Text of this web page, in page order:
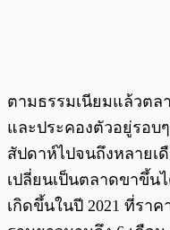
ตามธรรมเนียมแล้วตล
และประคองตัวอยู่รอบ
สัปดาห์ไปจนถึงหลายเ
เปลี่ยนเป็นตลาดขาขึ้น
เกิดขึ้นในปี 2021 ที่ราค